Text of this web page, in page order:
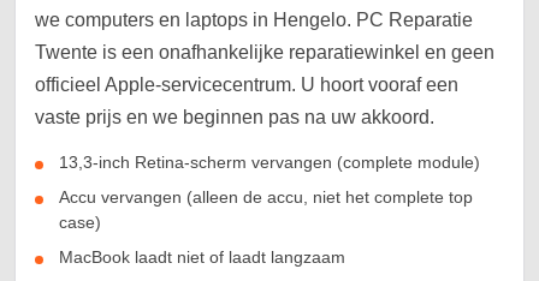
we computers en laptops in Hengelo. PC Reparatie
Twente is een onafhankelijke reparatiewinkel en geen
officieel Apple-servicecentrum. U hoort vooraf een
vaste prijs en we beginnen pas na uw akkoord.
13,3-inch Retina-scherm vervangen (complete module)
Accu vervangen (alleen de accu, niet het complete top
case)
MacBook laadt niet of laadt langzaam